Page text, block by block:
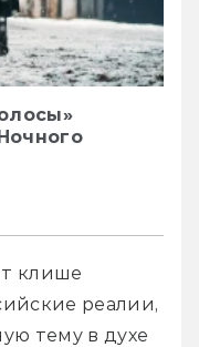
клише
реалии,
тему в духе